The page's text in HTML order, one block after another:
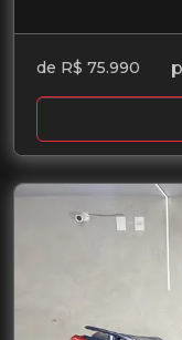
de R$ 75.990